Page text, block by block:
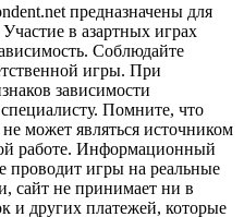
предназначены для
в азартных играх
Соблюдайте
игры. При
зависимости
Помните, что
может являться источником
работе. Информационный
проводит игры на реальные
сайт не принимает ни в
и других платежей, которые